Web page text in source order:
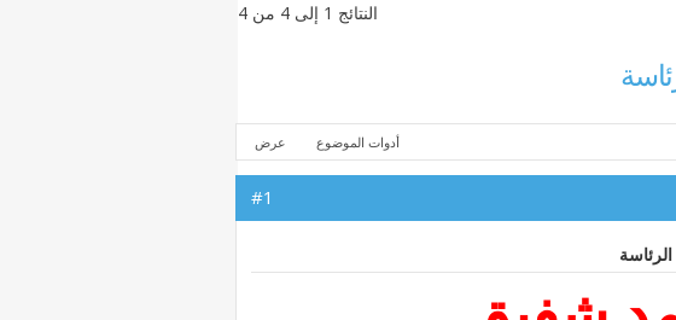
النتائج 1 إلى 4 من 4
أدوات الموضوع عرض
#1